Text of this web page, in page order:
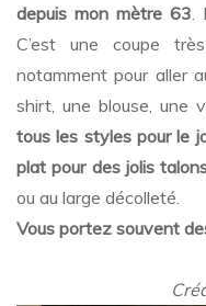
depuis mon mètre 63
C’est une coupe
notamment pour aller
shirt, une blouse, une
tous les styles pour le
plat pour des jolis
ou au large décolleté.
Vous portez souvent